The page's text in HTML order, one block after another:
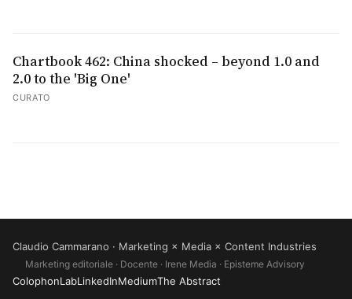
Chartbook 462: China shocked – beyond 1.0 and
2.0 to the 'Big One'
CURATO
Claudio Cammarano · Marketing × Media × Content Industries
Marketing editoriale · Docente · Irene Media · Episteme Advisory
ColophonLabLinkedIn(si apre in una nuova scheda)
Medium(si apre in una nuova scheda)
The Abstract